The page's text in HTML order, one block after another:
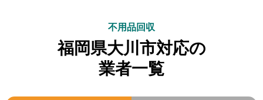
不用品回収
福岡県大川市対応の
業者一覧